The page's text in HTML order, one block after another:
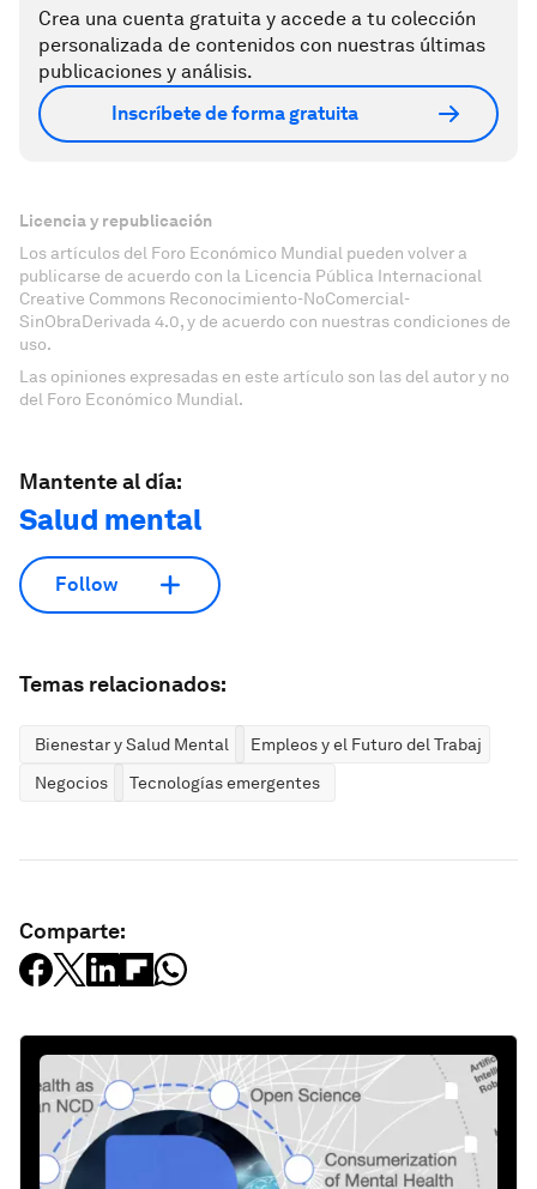
Crea una cuenta gratuita y accede a tu colección
personalizada de contenidos con nuestras últimas
publicaciones y análisis.
Inscríbete de forma gratuita
Licencia y republicación
Los artículos del Foro Económico Mundial pueden volver a
publicarse de acuerdo con la Licencia Pública Internacional
Creative Commons Reconocimiento-NoComercial-
SinObraDerivada 4.0, y de acuerdo con nuestras condiciones de
uso.
Las opiniones expresadas en este artículo son las del autor y no
del Foro Económico Mundial.
Mantente al día:
Salud mental
Follow
Temas relacionados:
Bienestar y Salud Mental
Empleos y el Futuro del Trabajo
Negocios
Tecnologías emergentes
Comparte: